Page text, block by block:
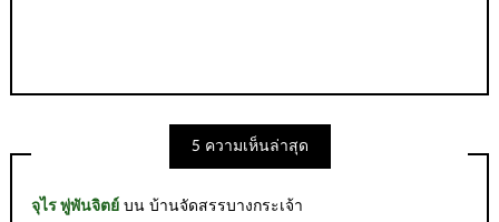
5 ความเห็นล่าสุด
จุไร พู่พันจิตย์ บนบ้านจัดสรรบางกระเจ้า